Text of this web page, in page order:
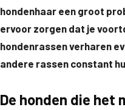
hondenhaar een groot
ervoor zorgen dat je
hondenrassen verharen
andere rassen constant
De honden die het